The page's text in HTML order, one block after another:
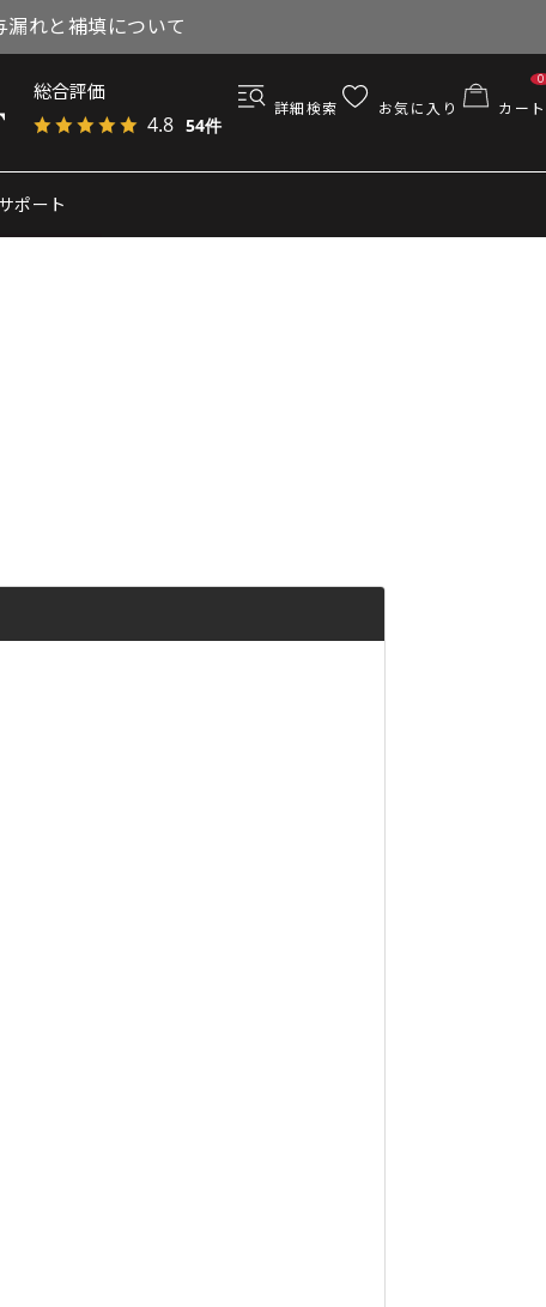
漏れと補填について
総合評価
4.8 54件
詳細検索 お気に入り カート
0
サポート